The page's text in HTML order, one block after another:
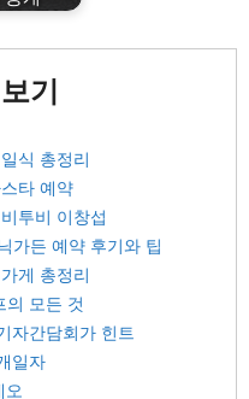
기
식 총정리
타 예약
투비 이창섭
가든 예약 후기와 팁
게 총정리
의 모든 것
자간담회가 힌트
일자
오